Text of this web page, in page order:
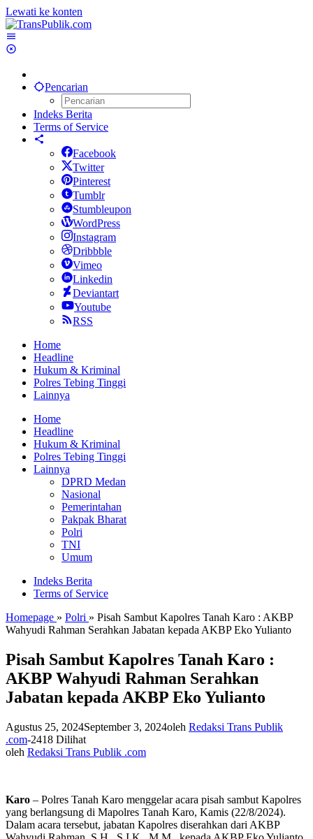
Lewati ke konten
Pencarian
Indeks Berita
Terms of Service
Facebook
Twitter
Pinterest
Tumblr
Stumbleupon
WordPress
Instagram
Dribbble
Vimeo
Linkedin
Deviantart
Youtube
RSS
Home
Headline
Hukum & Kriminal
Polres Tebing Tinggi
Lainnya
Home
Headline
Hukum & Kriminal
Polres Tebing Tinggi
Lainnya
DPRD Medan
Nasional
Pemerintahan
Pakpak Bharat
Polri
TNI
Umum
Indeks Berita
Terms of Service
Homepage » Polri » Pisah Sambut Kapolres Tanah Karo : AKBP
Wahyudi Rahman Serahkan Jabatan kepada AKBP Eko Yulianto
Pisah Sambut Kapolres Tanah Karo :
AKBP Wahyudi Rahman Serahkan
Jabatan kepada AKBP Eko Yulianto
Agustus 25, 2024September 3, 2024oleh Redaksi Trans Publik
.com-2418 Dilihat
oleh Redaksi Trans Publik .com
Karo – Polres Tanah Karo menggelar acara pisah sambut Kapolres
yang berlangsung di Mapolres Tanah Karo, Kamis (22/8/2024).
Dalam acara tersebut, jabatan Kapolres diserahkan dari AKBP